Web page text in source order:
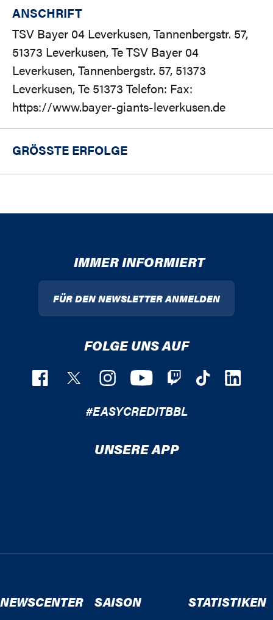
ANSCHRIFT
TSV Bayer 04 Leverkusen, Tannenbergstr. 57,
51373 Leverkusen, Te TSV Bayer 04
Leverkusen, Tannenbergstr. 57, 51373
Leverkusen, Te 51373 Telefon: Fax:
https://www.bayer-giants-leverkusen.de
GRÖSSTE ERFOLGE
IMMER INFORMIERT
FÜR DEN NEWSLETTER ANMELDEN
FOLGE UNS AUF
#EASYCREDITBBL
UNSERE APP
NEWSCENTER SAISON STATISTIKEN